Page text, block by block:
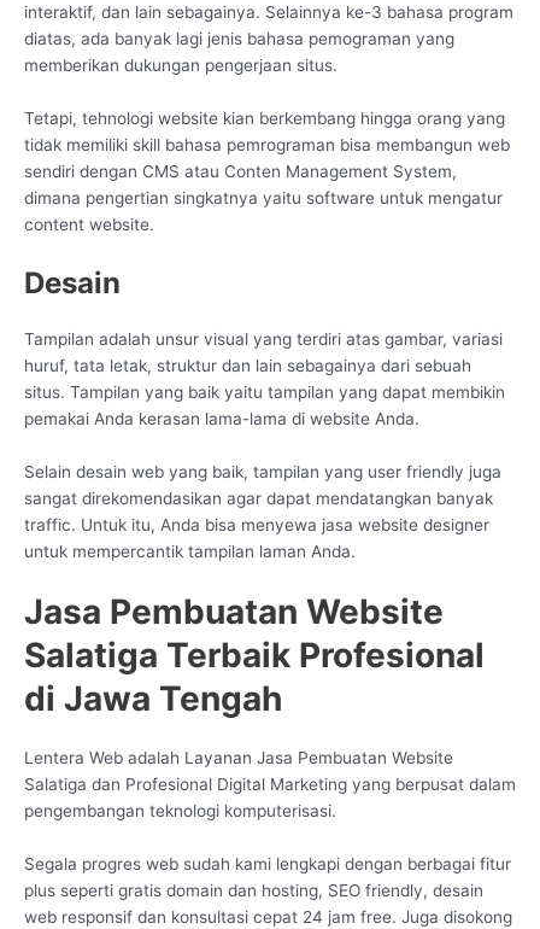
interaktif, dan lain sebagainya. Selainnya ke-3 bahasa program
diatas, ada banyak lagi jenis bahasa pemograman yang
memberikan dukungan pengerjaan situs.
Tetapi, tehnologi website kian berkembang hingga orang yang
tidak memiliki skill bahasa pemrograman bisa membangun web
sendiri dengan CMS atau Conten Management System,
dimana pengertian singkatnya yaitu software untuk mengatur
content website.
Desain
Tampilan adalah unsur visual yang terdiri atas gambar, variasi
huruf, tata letak, struktur dan lain sebagainya dari sebuah
situs. Tampilan yang baik yaitu tampilan yang dapat membikin
pemakai Anda kerasan lama-lama di website Anda.
Selain desain web yang baik, tampilan yang user friendly juga
sangat direkomendasikan agar dapat mendatangkan banyak
traffic. Untuk itu, Anda bisa menyewa jasa website designer
untuk mempercantik tampilan laman Anda.
Jasa Pembuatan Website
Salatiga Terbaik Profesional
di Jawa Tengah
Lentera Web adalah Layanan Jasa Pembuatan Website
Salatiga dan Profesional Digital Marketing yang berpusat dalam
pengembangan teknologi komputerisasi.
Segala progres web sudah kami lengkapi dengan berbagai fitur
plus seperti gratis domain dan hosting, SEO friendly, desain
web responsif dan konsultasi cepat 24 jam free. Juga disokong